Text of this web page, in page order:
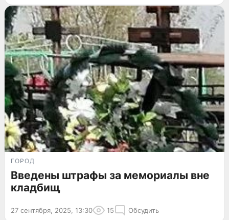
ГОРОД
Введены штрафы за мемориалы вне
кладбищ
27 сентября, 2025, 13:30 15 Обсудить